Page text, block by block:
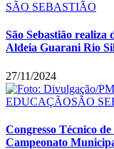
SÃO SEBASTIÃO
São Sebastião realiza
Aldeia Guarani Rio
27/11/2024
EDUCAÇÃOSÃO
Congresso Técnico
Campeonato